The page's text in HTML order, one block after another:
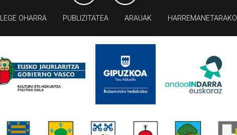
LEGE OHARRA PUBLIZITATEA ARAUAK HARREMANETARAKO